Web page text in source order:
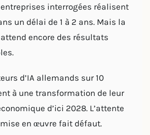
entreprises interrogées réalisent
un délai de 1 à 2 ans. Mais la
encore des résultats
d’IA allemands sur 10
à une transformation de leur
d’ici 2028. L’attente
en œuvre fait défaut.